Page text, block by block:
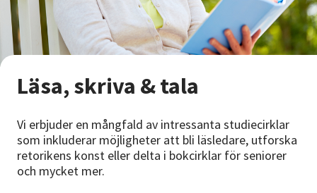
Starta studiecirkel
Cirkelledare
Nyheter
Avdelningar
Läsa, skriva & tala
Vi erbjuder en mångfald av intressanta studiecirklar
som inkluderar möjligheter att bli läsledare, utforska
retorikens konst eller delta i bokcirklar för seniorer
och mycket mer.